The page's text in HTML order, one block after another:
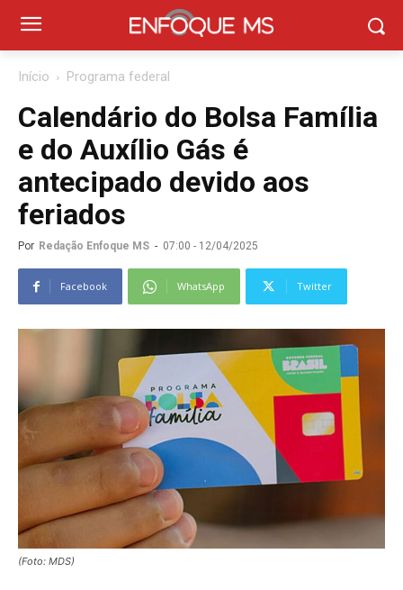
Início Programa federal
Calendário do Bolsa Família
e do Auxílio Gás é
antecipado devido aos
feriados
Por Redação Enfoque MS - 07:00 - 12/04/2025
Facebook WhatsApp Twitter
(Foto: MDS)